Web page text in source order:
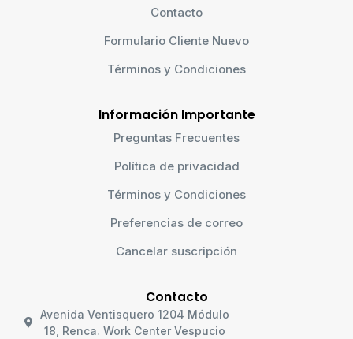
Contacto
Formulario Cliente Nuevo
Términos y Condiciones
Información Importante
Preguntas Frecuentes
Política de privacidad
Términos y Condiciones
Preferencias de correo
Cancelar suscripción
Contacto
Avenida Ventisquero 1204 Módulo
18, Renca. Work Center Vespucio